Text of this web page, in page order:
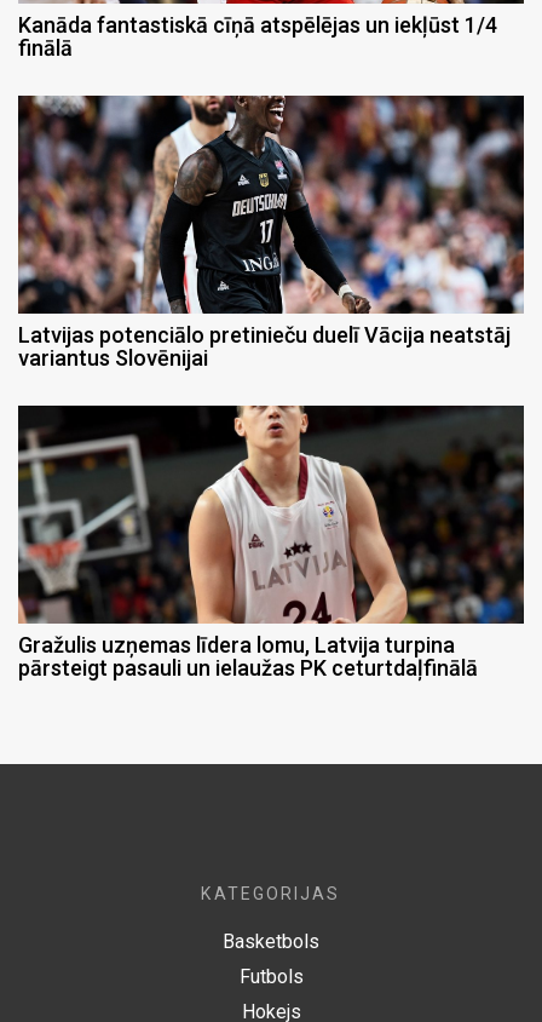
Kanāda fantastiskā cīņā atspēlējas un iekļūst 1/4
finālā
Latvijas potenciālo pretinieču duelī Vācija neatstāj
variantus Slovēnijai
Gražulis uzņemas līdera lomu, Latvija turpina
pārsteigt pasauli un ielaužas PK ceturtdaļfinālā
KATEGORIJAS
Basketbols
Futbols
Hokejs